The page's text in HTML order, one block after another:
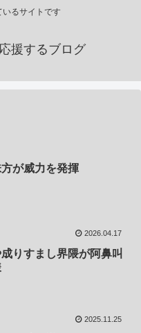
いるサイトです
援するブログ
が威力を発揮
2026.04.17
りすまし界隈が阿鼻叫
2025.11.25